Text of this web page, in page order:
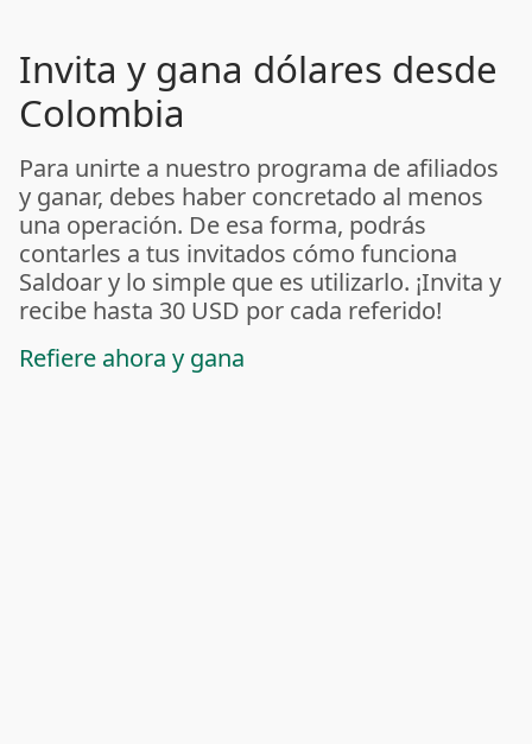
Invita y gana dólares desde
Colombia
Para unirte a nuestro programa de afiliados
y ganar, debes haber concretado al menos
una operación. De esa forma, podrás
contarles a tus invitados cómo funciona
Saldoar y lo simple que es utilizarlo. ¡Invita y
recibe hasta 30 USD por cada referido!
Refiere ahora y gana